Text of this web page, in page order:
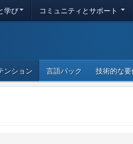
学び コミュニティとサポート
ンション 言語パック 技術的な